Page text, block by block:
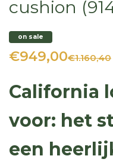
cushion
on sale
€949,00€1.160,40
California
voor: het
een